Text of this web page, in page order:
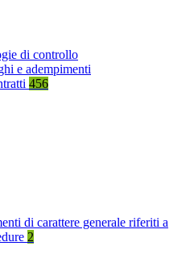
di controllo
e adempimenti
456
di carattere generale riferiti a
2